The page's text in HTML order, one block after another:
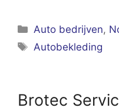
Categorieën
Auto bedrijven,
Tags
Autobekleding
Brotec